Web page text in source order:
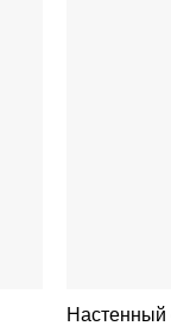
Настенный